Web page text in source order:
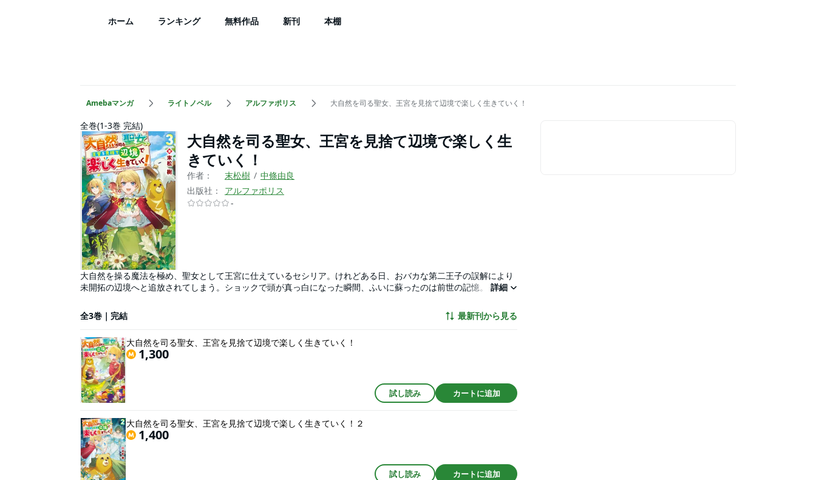
ホーム ランキング 無料作品 新刊 本棚
Amebaマンガ ライトノベル アルファポリス 大自然を司る聖女、王宮を見捨て辺境で楽しく生きていく！
全巻(1-3巻 完結)
大自然を司る聖女、王宮を見捨て辺境で楽しく生
きていく！
作者： 末松樹
中條由良
出版社：
アルファポリス
-
大自然を操る魔法を極め、聖女として王宮に仕えているセシリア。けれどある日、おバカな第二王子の誤解により
未開拓の辺境へと追放されてしまう。ショックで頭が真っ白になった瞬間、ふいに蘇ったのは前世の記憶。それ
そう思い立ったセシリアは美味しい果物を生み出したり、便利アイテムを作ったり。前世の知識と超強力な魔法
で、辺境を大開拓!! ユニークなもふもふ達とも仲良くなり、楽しい日々を過ごす。一方、王宮ではセシリアがい
詳細
全3巻｜完結 最新刊から見る
大自然を司る聖女、王宮を見捨て辺境で楽しく生きていく！
1,300
試し読み カートに追加
大自然を司る聖女、王宮を見捨て辺境で楽しく生きていく！２
1,400
試し読み カートに追加